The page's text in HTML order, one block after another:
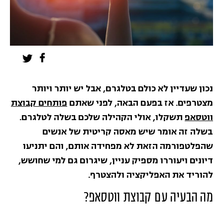
נכון שעדיין לא כולם בטלגרם, אבל יש יותר ויותר
מצטרפים. אז בפעם הבאה, לפני שאתם פותחים קבוצת
ווטסאפ תשקלו, אולי הקהילה שלכם בשלה לטלגרם.
בשלה זה אומר שיש מאסה קריטית של אנשים
שהפלטפורמה הזאת לא מפחידה אותם, והם יתניעו
דיונים ויעוררו מספיק עניין, שיגרום גם למי שחושש,
להוריד את האפליקציה ולהצטרף.
מה הבעיה עם קבוצת ווטסאפ?